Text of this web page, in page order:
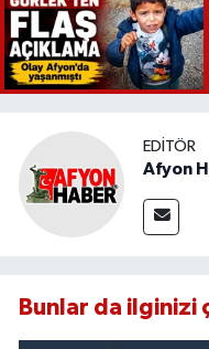
EDITÖR
Afyon
Bunlar da ilginizi